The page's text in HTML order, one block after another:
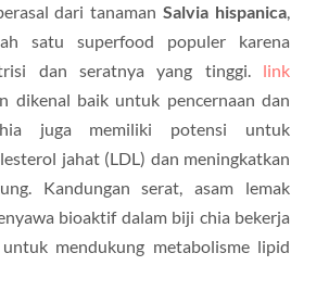
dari tanamanSalvia hispanica,
satu superfood populer karena
dan seratnya yang tinggi. link
dikenal baik untuk pencernaan dan
juga memiliki potensi untuk
jahat (LDL) dan meningkatkan
Kandungan serat, asam lemak
bioaktif dalam biji chia bekerja
mendukung metabolisme lipid